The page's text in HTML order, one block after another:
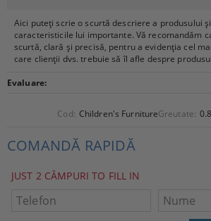
Aici puteți scrie o scurtă descriere a produsului
caracteristicile lui importante. Vă recomandăm
scurtă, clară și precisă, pentru a evidenția cel
care clienții dvs. trebuie să îl afle despre
Evaluare:
Cod: Children's Furniture Maya-1
Greutate:
COMANDĂ RAPIDĂ
JUST 2 CÂMPURI TO FILL IN